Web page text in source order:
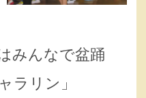
みんなで盆踊
ラリン」